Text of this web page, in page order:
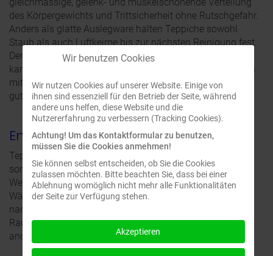
des Körpergewichts und Trittsicherheit ohne Rutschgefahr.
Anders als glatte Auslegware halten Teppiche sowohl
Staub als auch Luftkeime bis zur nächsten Reinigung fest.
Der Staubgehalt in der Luft in Räumen mit Teppichboden
kann daher bis zu 50 Prozent geringer sein als in Räumen
mit einem glatten Boden und ist daher auch für Allergiker
gut geeignet.
Energieeinsparung
Teppichböden leiten die Wärme nicht nach unten ab,
sondern sorgen dafür, dass sie im Raum bleibt. Im
Weiteren wirken sich Teppiche positiv auf das
Wärmeempfinden des Menschen aus. Es ist
nachgewiesen, dass ein mit Teppichboden ausgelegter
Raum nicht so stark geheizt werden muss wie Räume mit
anderen Bodenbelagsarten.
Wir benutzen Cookies
Wir nutzen Cookies auf unserer Website. Einige von
ihnen sind essenziell für den Betrieb der Seite, während
andere uns helfen, diese Website und die
Nutzererfahrung zu verbessern (Tracking Cookies).
Achtung! Um das Kontaktformular zu benutzen,
müssen Sie die Cookies anmehmen!
Sie können selbst entscheiden, ob Sie die Cookies
zulassen möchten. Bitte beachten Sie, dass bei einer
Ablehnung womöglich nicht mehr alle Funktionalitäten
der Seite zur Verfügung stehen.
Akzeptieren